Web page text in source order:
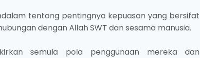
tentang pentingnya kepuasan yang bersifat
dengan Allah SWT dan sesama manusia.
semula pola penggunaan mereka dan